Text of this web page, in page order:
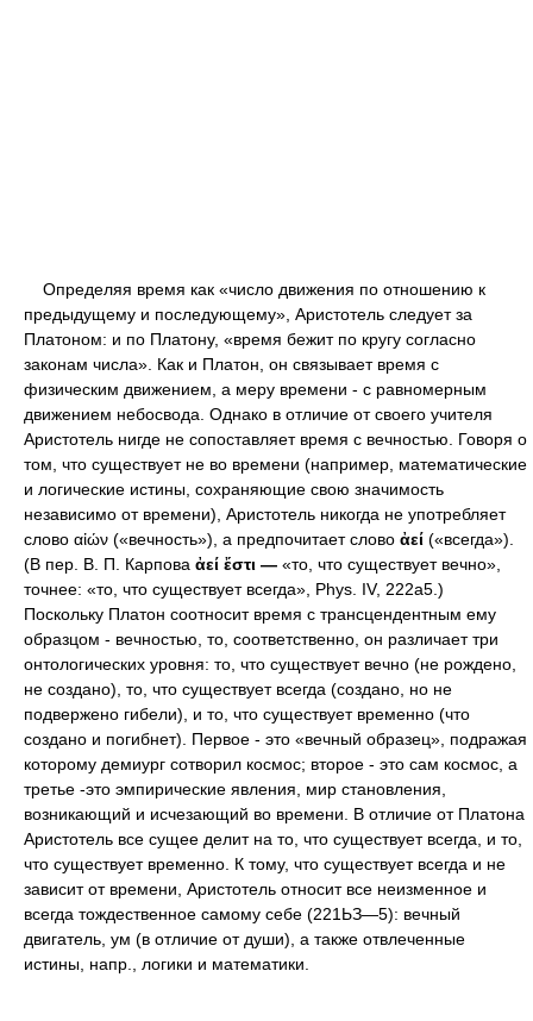
Определяя время как «число движения по отношению к
предыдущему и последующему», Аристотель следует за
Платоном: и по Платону, «время бежит по кругу согласно
законам числа». Как и Платон, он связывает время с
физическим движением, а меру времени - с равномерным
движением небосвода. Однако в отличие от своего учителя
Аристотель нигде не сопоставляет время с вечностью. Говоря о
том, что существует не во времени (например, математические
и логические истины, сохраняющие свою значимость
независимо от времени), Аристотель никогда не употребляет
слово αἰών («вечность»), а предпочитает слово ἀεί («всегда»).
(В пер. В. П. Карпова ἀεί ἔστι — «то, что существует вечно»,
точнее: «то, что существует всегда», Phys. IV, 222а5.)
Поскольку Платон соотносит время с трансцендентным ему
образцом - вечностью, то, соответственно, он различает три
онтологических уровня: то, что существует вечно (не рождено,
не создано), то, что существует всегда (создано, но не
подвержено гибели), и то, что существует временно (что
создано и погибнет). Первое - это «вечный образец», подражая
которому демиург сотворил космос; второе - это сам космос, а
третье -это эмпирические явления, мир становления,
возникающий и исчезающий во времени. В отличие от Платона
Аристотель все сущее делит на то, что существует всегда, и то,
что существует временно. К тому, что существует всегда и не
зависит от времени, Аристотель относит все неизменное и
всегда тождественное самому себе (221ЬЗ—5): вечный
двигатель, ум (в отличие от души), а также отвлеченные
истины, напр., логики и математики.